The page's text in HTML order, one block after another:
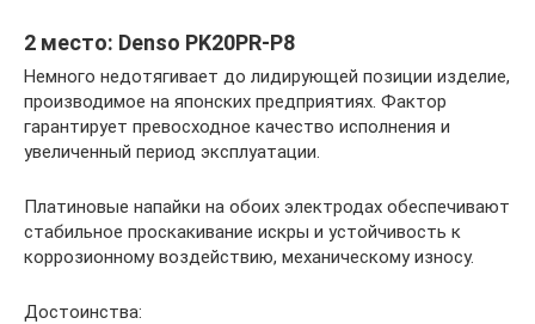
2 место: Denso PK20PR-P8
Немного недотягивает до лидирующей позиции изделие,
производимое на японских предприятиях. Фактор
гарантирует превосходное качество исполнения и
увеличенный период эксплуатации.
Платиновые напайки на обоих электродах обеспечивают
стабильное проскакивание искры и устойчивость к
коррозионному воздействию, механическому износу.
Достоинства: